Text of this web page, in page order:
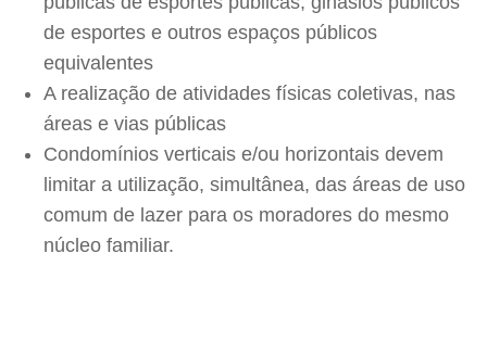
de esportes e outros espaços públicos
equivalentes
A realização de atividades físicas coletivas, nas
áreas e vias públicas
Condomínios verticais e/ou horizontais devem
limitar a utilização, simultânea, das áreas de uso
comum de lazer para os moradores do mesmo
núcleo familiar.